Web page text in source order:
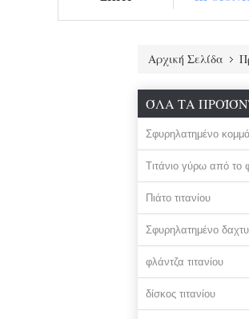
Αρχική Σελίδα
ΌΛΑ ΤΑ
Σφυρηλατημένο
Τιτάνιο γύρω από το
Πιάτο τιτανίου
Σφυρηλατημένο
φλάντζα τιτανίου
δίσκος τιτανίου